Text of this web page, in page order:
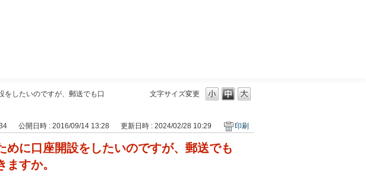
文字サイズ変更
をしたいのですが、郵送でも口
公開日時 : 2016/09/14 13:28 更新日時 : 2024/02/28 10:29 印刷
めに口座開設をしたいのですが、郵送でも
すか。